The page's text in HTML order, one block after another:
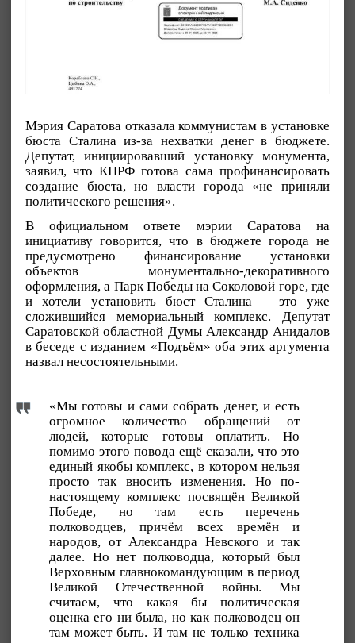
Мэрия Саратова отказала коммунистам в установке
бюста Сталина из-за нехватки денег в бюджете.
Депутат, инициировавший установку монумента,
заявил, что КПРФ готова сама профинансировать
создание бюста, но власти города «не приняли
политического решения».
В официальном ответе мэрии Саратова на
инициативу говорится, что в бюджете города не
предусмотрено финансирование установки
объектов монументально-декоративного
оформления, а Парк Победы на Соколовой горе, где
и хотели установить бюст Сталина – это уже
сложившийся мемориальный комплекс. Депутат
Саратовской областной Думы Александр Анидалов
в беседе с изданием «Подъём» оба этих аргумента
назвал несостоятельными.
«Мы готовы и сами собрать денег, и есть
огромное количество обращений от
людей, которые готовы оплатить. Но
помимо этого повода ещё сказали, что это
единый якобы комплекс, в котором нельзя
просто так вносить изменения. Но по-
настоящему комплекс посвящён Великой
Победе, но там есть перечень
полководцев, причём всех времён и
народов, от Александра Невского и так
далее. Но нет полководца, который был
Верховным главнокомандующим в период
Великой Отечественной войны. Мы
считаем, что какая бы политическая
оценка его ни была, но как полководец он
там может быть. И там не только техника